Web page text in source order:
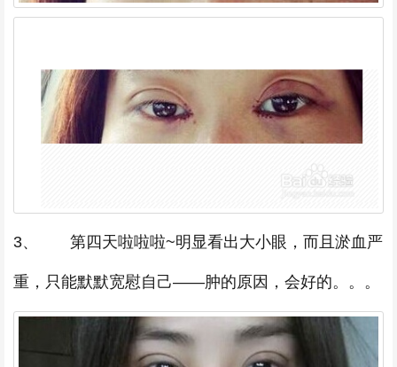
3、 第四天啦啦啦~明显看出大小眼，而且淤血严
重，只能默默宽慰自己——肿的原因，会好的。。。